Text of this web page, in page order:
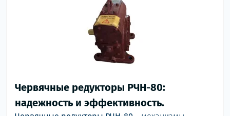
Червячные редукторы РЧН-80:
надежность и эффективность.